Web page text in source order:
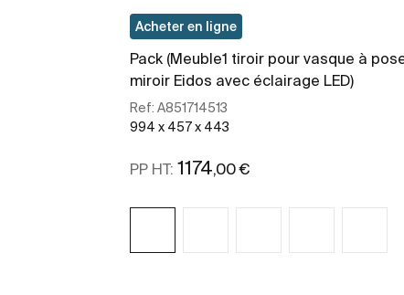
Acheter en ligne
Pack (Meuble1 tiroir pour vasque à
miroir Eidos avec éclairage LED)
Ref: A851714513
994 x 457 x 443
PP HT: 1174,00 €